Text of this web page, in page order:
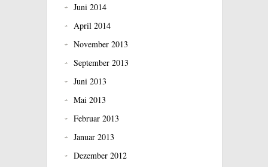
Juni 2014
April 2014
November 2013
September 2013
Juni 2013
Mai 2013
Februar 2013
Januar 2013
Dezember 2012